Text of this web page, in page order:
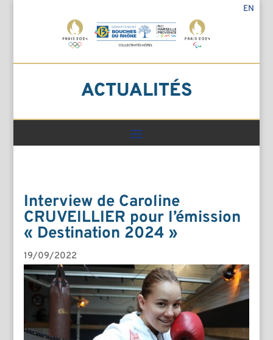
EN
ACTUALITÉS
Interview de Caroline
CRUVEILLIER pour l’émission
« Destination 2024 »
19/09/2022